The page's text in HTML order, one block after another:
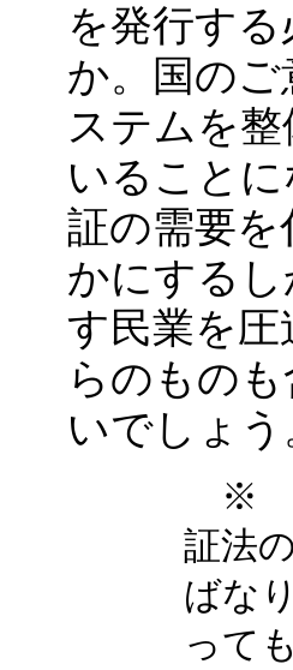
を発行す
か。国の
ステムを
いること
証の需要
かにする
す民業を
らのもの
いでしょう
※ 公
証法
ばな
って